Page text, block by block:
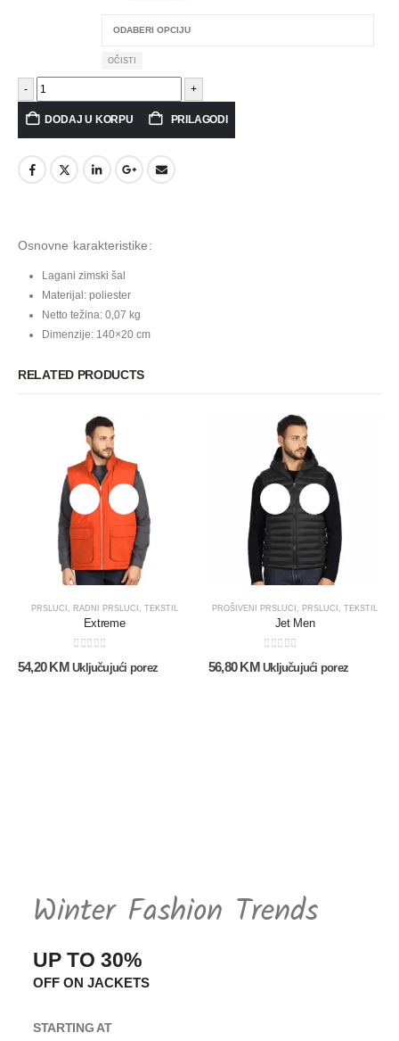
OČISTI
- +
DODAJ U KORPU PRILAGODI
Osnovne karakteristike:
Lagani zimski šal
Materijal: poliester
Netto težina: 0,07 kg
Dimenzije: 140×20 cm
RELATED PRODUCTS
PRSLUCI , RADNI PRSLUCI , TEKSTIL
Extreme
out of 5
54,20KM Uključujući porez
PROŠIVENI PRSLUCI , PRSLUCI , TEKSTIL
Jet Men
out of 5
56,80KM Uključujući porez
Winter Fashion Trends
UP TO 30%
OFF ON JACKETS
STARTING AT